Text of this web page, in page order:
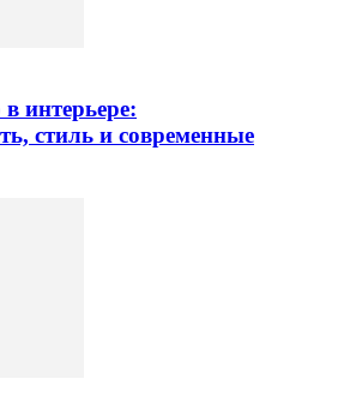
интерьере:
стиль и современные